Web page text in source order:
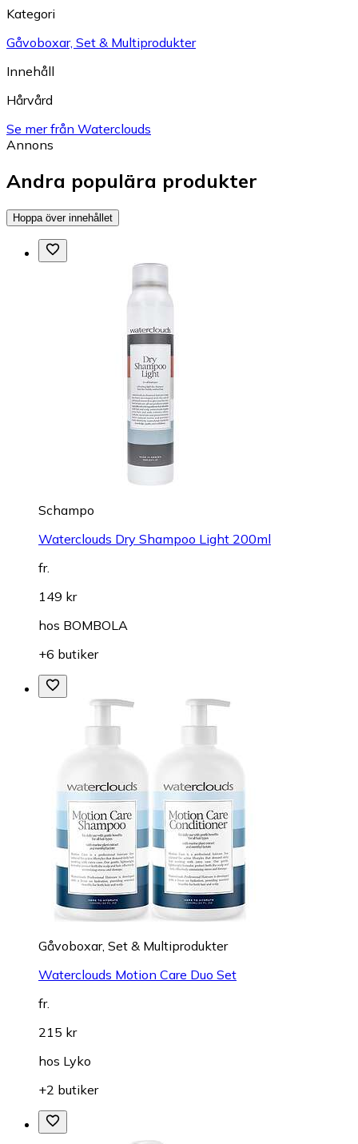
Kategori
Gåvoboxar, Set & Multiprodukter
Innehåll
Hårvård
Se mer från Waterclouds
Annons
Andra populära produkter
Hoppa över innehållet
Schampo
Waterclouds Dry Shampoo Light 200ml
fr.
149 kr
hos BOMBOLA
+6 butiker
Gåvoboxar, Set & Multiprodukter
Waterclouds Motion Care Duo Set
fr.
215 kr
hos Lyko
+2 butiker